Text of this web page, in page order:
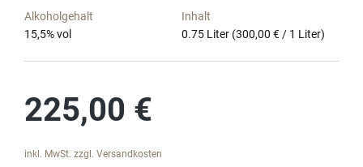
Alkoholgehalt
15,5% vol
Inhalt
0.75 Liter (300,00 € / 1 Liter)
225,00 €
inkl. MwSt. zzgl. Versandkosten